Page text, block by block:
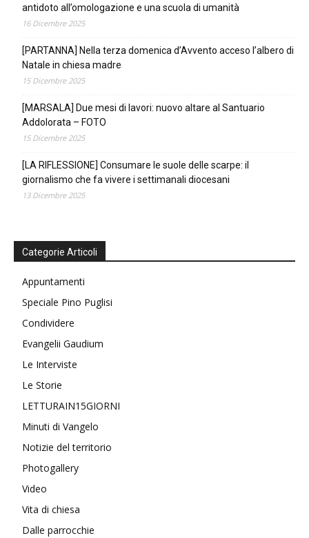
antidoto all’omologazione e una scuola di umanità
16 Dicembre 2025
[PARTANNA] Nella terza domenica d’Avvento acceso l’albero di
Natale in chiesa madre
15 Dicembre 2025
[MARSALA] Due mesi di lavori: nuovo altare al Santuario
Addolorata – FOTO
15 Dicembre 2025
[LA RIFLESSIONE] Consumare le suole delle scarpe: il
giornalismo che fa vivere i settimanali diocesani
13 Dicembre 2025
Categorie Articoli
Appuntamenti
Speciale Pino Puglisi
Condividere
Evangelii Gaudium
Le Interviste
Le Storie
LETTURAIN15GIORNI
Minuti di Vangelo
Notizie del territorio
Photogallery
Video
Vita di chiesa
Dalle parrocchie